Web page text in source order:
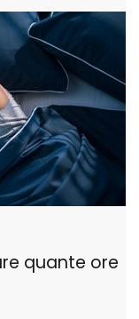
quante ore